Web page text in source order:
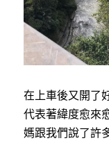
在上車後又開了
代表著緯度愈來
媽跟我們說了許